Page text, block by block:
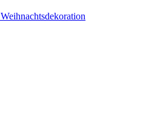
Weihnachtsdekoration